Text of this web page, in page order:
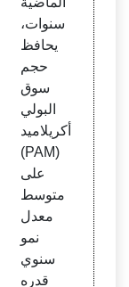
سنوات،
يحافظ
حجم
سوق
البولي
أكريلاميد
(PAM)
على
متوسط
معدل
نمو
سنوي
قدره